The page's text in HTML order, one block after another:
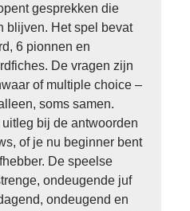
gesprekken die
blijven. Het spel bevat
6 pionnen en
De vragen zijn
of multiple choice –
soms samen.
bij de antwoorden
of je nu beginner bent
De speelse
ondeugende juf
ondeugend en